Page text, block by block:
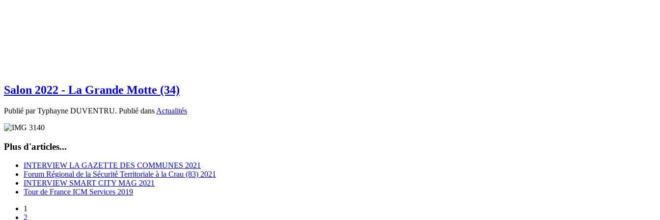
Salon 2022 - La Grande Motte (34)
Publié par Typhayne DUVENTRU. Publié dans Actualités
Plus d'articles...
INTERVIEW LA GAZETTE DES COMMUNES 2021
Forum Régional de la Sécurité Territoriale à la Crau (83) 2021
INTERVIEW SMART CITY MAG 2021
Tour de France ICM Services 2019
1
2